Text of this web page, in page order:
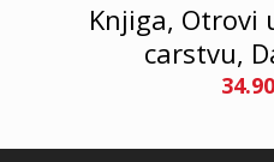
Knjiga, Otrovi
carstvu,
34.90